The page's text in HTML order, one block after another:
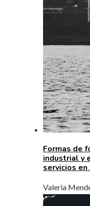
Formas de
industrial y
servicios
Valeria